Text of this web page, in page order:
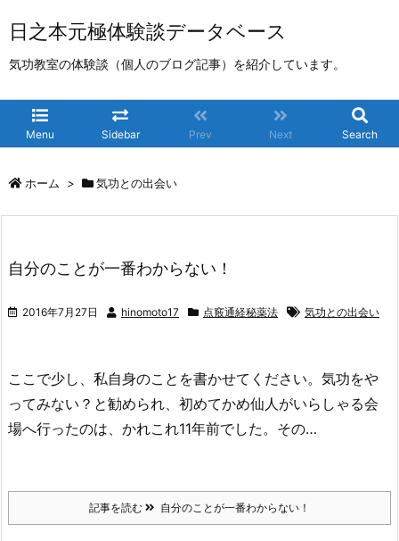
日之本元極体験談データベース
気功教室の体験談（個人のブログ記事）を紹介しています。
Menu Sidebar Prev Next Search
ホーム > 気功との出会い
自分のことが一番わからない！
2016年7月27日 hinomoto17 点竅通経秘薬法 気功との出会い
ここで少し、私自身のことを書かせてください。気功をや
ってみない？と勧められ、初めてかめ仙人がいらしゃる会
場へ行ったのは、かれこれ11年前でした。その…
記事を読む 自分のことが一番わからない！